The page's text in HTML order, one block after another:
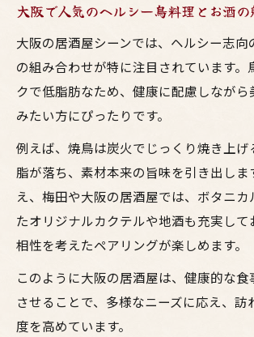
大阪で人気のヘルシー鳥料理とお酒の
大阪の居酒屋シーンでは、ヘルシー志向
の組み合わせが特に注目されています。
クで低脂肪なため、健康に配慮しながら
みたい方にぴったりです。
例えば、焼鳥は炭火でじっくり焼き上げ
脂が落ち、素材本来の旨味を引き出しま
え、梅田や大阪の居酒屋では、ボタニカ
たオリジナルカクテルや地酒も充実して
相性を考えたペアリングが楽しめます。
このように大阪の居酒屋は、健康的な
させることで、多様なニーズに応え、訪
度を高めています。